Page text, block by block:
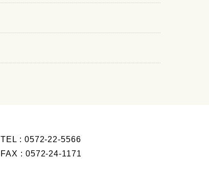
TEL : 0572-22-5566
FAX : 0572-24-1171